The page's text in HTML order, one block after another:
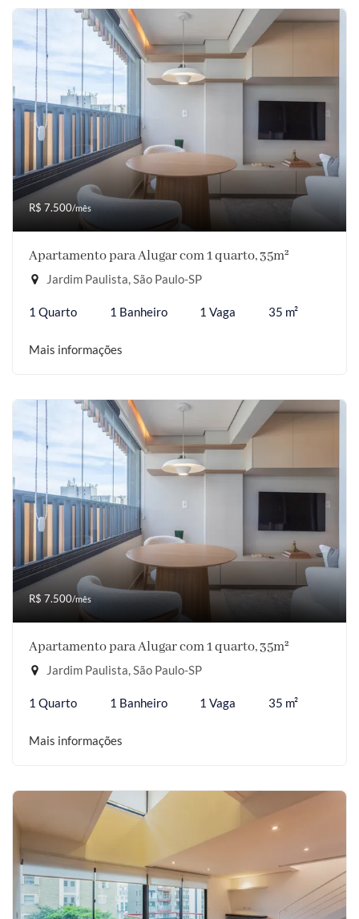
R$ 7.500/mês
Apartamento para Alugar com 1 quarto, 35m²
Jardim Paulista, São Paulo-SP
1 Quarto 1 Banheiro 1 Vaga 35 m²
Mais informações
R$ 7.500/mês
Apartamento para Alugar com 1 quarto, 35m²
Jardim Paulista, São Paulo-SP
1 Quarto 1 Banheiro 1 Vaga 35 m²
Mais informações